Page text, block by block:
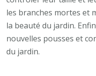
les branches mortes et
la beauté du jardin.
nouvelles pousses et
du jardin.